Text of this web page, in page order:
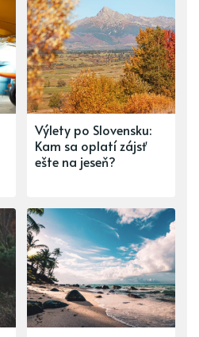
Výlety po Slovensku:
Kam sa oplatí zájsť
ešte na jeseň?